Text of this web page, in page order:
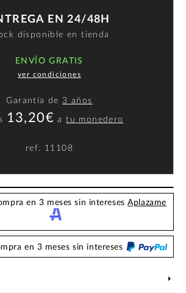
EN 24/48H
disponible en tienda
ENVÍO GRATIS
ver condiciones
Garantía de 3 años
13,20€ atu monedero
ref. 11108
en 3 meses sin interesesAplazame
en 3 meses sin intereses